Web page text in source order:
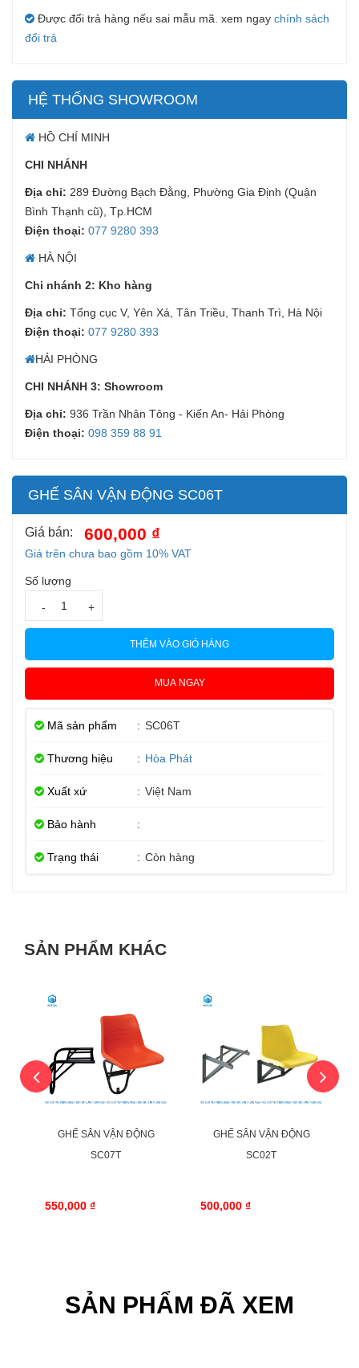
Được đổi trả hàng nếu sai mẫu mã. xem ngay chính sách
đổi trả
HỆ THỐNG SHOWROOM
HỒ CHÍ MINH
CHI NHÁNH
Địa chỉ: 289 Đường Bạch Đằng, Phường Gia Định (Quận
Bình Thạnh cũ), Tp.HCM
Điện thoại: 077 9280 393
HÀ NỘI
Chi nhánh 2: Kho hàng
Địa chỉ: Tổng cục V, Yên Xá, Tân Triều, Thanh Trì, Hà Nội
Điện thoại: 077 9280 393
HẢI PHÒNG
CHI NHÁNH 3: Showroom
Địa chỉ: 936 Trần Nhân Tông - Kiến An- Hải Phòng
Điện thoại: 098 359 88 91
GHẾ SÂN VẬN ĐỘNG SC06T
Giá bán: 600,000 ₫
Giá trên chưa bao gồm 10% VAT
Số lượng
- +
THÊM VÀO GIỎ HÀNG
MUA NGAY
Mã sản phẩm : SC06T
Thương hiệu : Hòa Phát
Xuất xứ : Việt Nam
Bảo hành :
Trạng thái : Còn hàng
SẢN PHẨM KHÁC
GHẾ SÂN VẬN ĐỘNG
SC07T
550,000 ₫
GHẾ SÂN VẬN ĐỘNG
SC02T
500,000 ₫
SẢN PHẨM ĐÃ XEM